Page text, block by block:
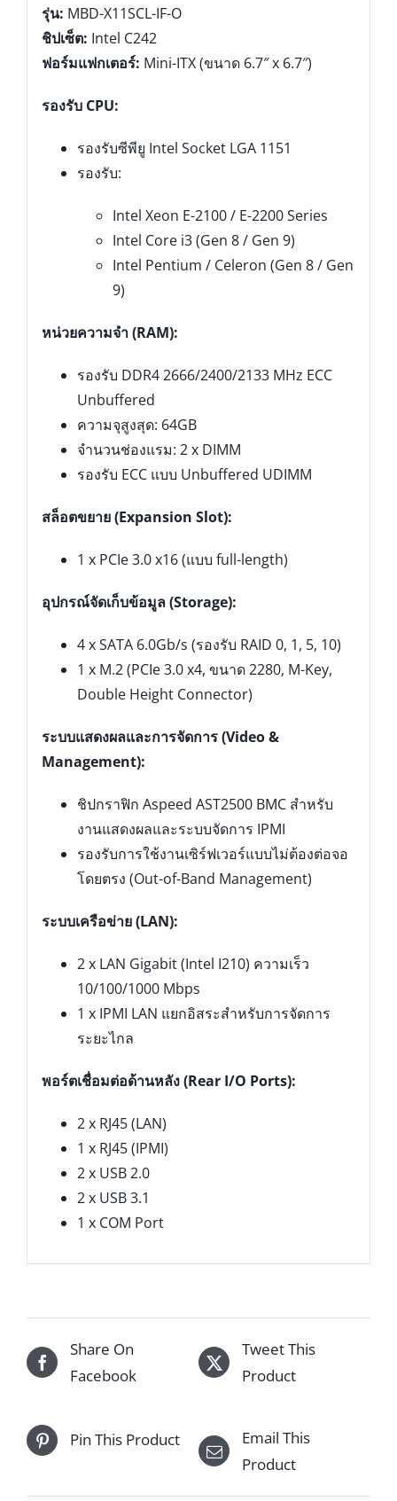
รุ่น: MBD-X11SCL-IF-O
ชิปเซ็ต: Intel C242
ฟอร์มแฟกเตอร์: Mini-ITX (ขนาด 6.7″ x 6.7″)
รองรับ CPU:
รองรับซีพียู Intel Socket LGA 1151
รองรับ:
Intel Xeon E-2100 / E-2200 Series
Intel Core i3 (Gen 8 / Gen 9)
Intel Pentium / Celeron (Gen 8 / Gen
9)
หน่วยความจำ (RAM):
รองรับ DDR4 2666/2400/2133 MHz ECC
Unbuffered
ความจุสูงสุด: 64GB
จำนวนช่องแรม: 2 x DIMM
รองรับ ECC แบบ Unbuffered UDIMM
สล็อตขยาย (Expansion Slot):
1 x PCIe 3.0 x16 (แบบ full-length)
อุปกรณ์จัดเก็บข้อมูล (Storage):
4 x SATA 6.0Gb/s (รองรับ RAID 0, 1, 5, 10)
1 x M.2 (PCIe 3.0 x4, ขนาด 2280, M-Key,
Double Height Connector)
ระบบแสดงผลและการจัดการ (Video &
Management):
ชิปกราฟิก Aspeed AST2500 BMC สำหรับ
งานแสดงผลและระบบจัดการ IPMI
รองรับการใช้งานเซิร์ฟเวอร์แบบไม่ต้องต่อจอ
โดยตรง (Out-of-Band Management)
ระบบเครือข่าย (LAN):
2 x LAN Gigabit (Intel I210) ความเร็ว
10/100/1000 Mbps
1 x IPMI LAN แยกอิสระสำหรับการจัดการ
ระยะไกล
พอร์ตเชื่อมต่อด้านหลัง (Rear I/O Ports):
2 x RJ45 (LAN)
1 x RJ45 (IPMI)
2 x USB 2.0
2 x USB 3.1
1 x COM Port
Share On
Facebook
Tweet This
Product
Pin This Product
Email This
Product